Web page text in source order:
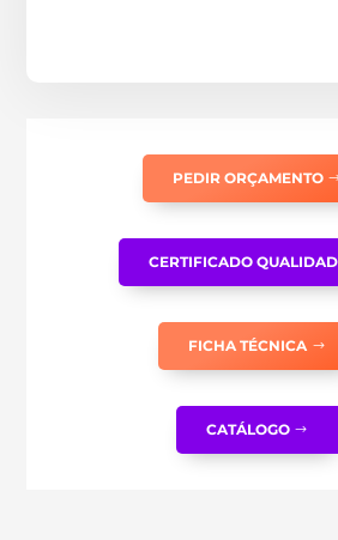
PEDIR ORÇAMENTO
CERTIFICADO
FICHA TÉCNICA
CATÁLOGO